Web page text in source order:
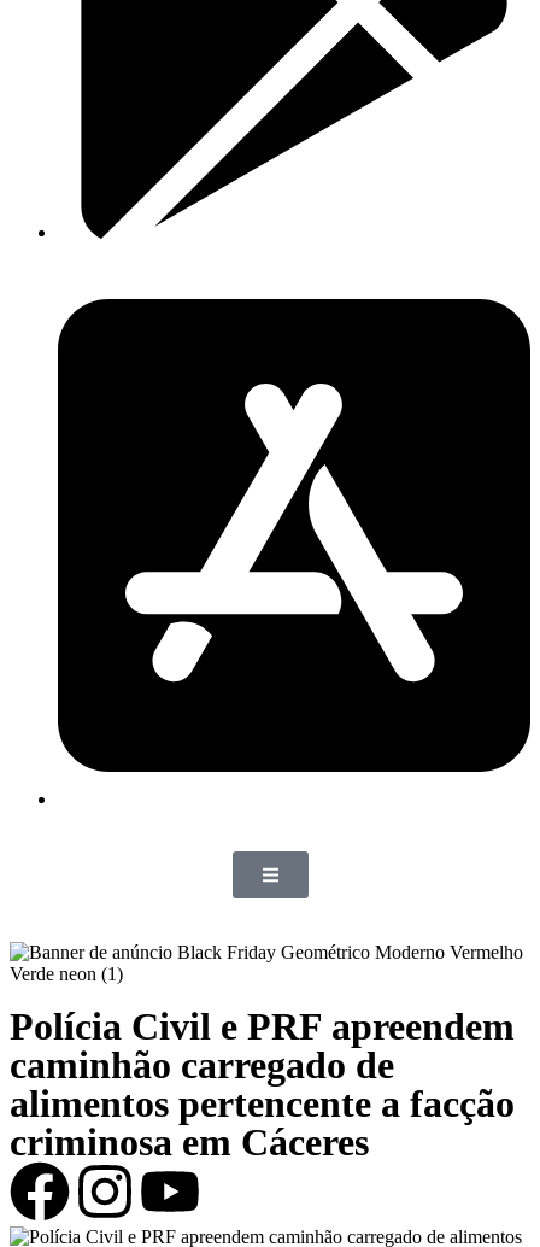
Polícia Civil e PRF apreendem
caminhão carregado de
alimentos pertencente a facção
criminosa em Cáceres